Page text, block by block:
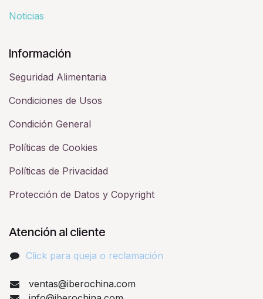
Noticias
Información
Seguridad Alimentaria
Condiciones de Usos
Condición General
Políticas de Cookies
Políticas de Privacidad
Protección de Datos y Copyright
Atención al cliente
Click para queja o reclamación​
ventas@iberochina.com